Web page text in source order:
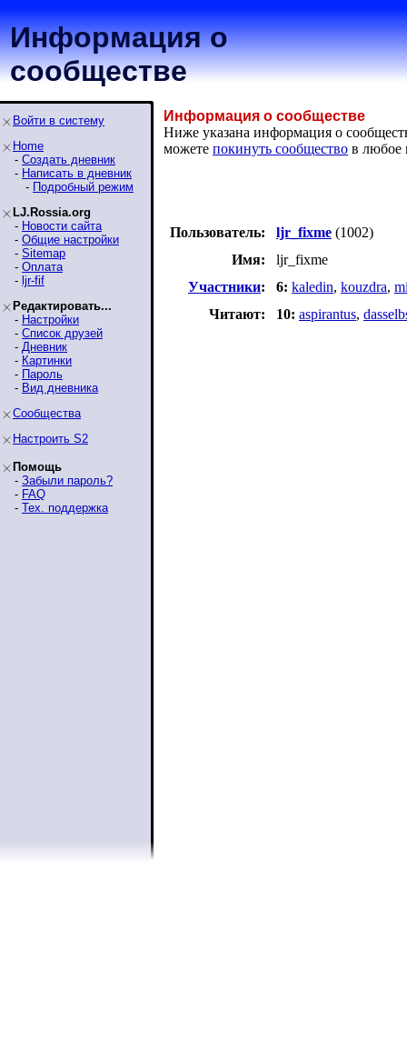
Информация о
сообществе
Войти в систему
Home
- Создать дневник
- Написать в дневник
- Подробный режим
LJ.Rossia.org
- Новости сайта
- Общие настройки
- Sitemap
- Оплата
- ljr-fif
Редактировать...
- Настройки
- Список друзей
- Дневник
- Картинки
- Пароль
- Вид дневника
Сообщества
Настроить S2
Помощь
- Забыли пароль?
- FAQ
- Тех. поддержка
Информация о сообществе
Ниже указана информация о
можете покинуть сообщество в любое
Пользователь: ljr_fixme (1002)
Имя:
ljr_fixme
Участники: 6: kaledin, kouzdra,
Читают:
10: aspirantus,